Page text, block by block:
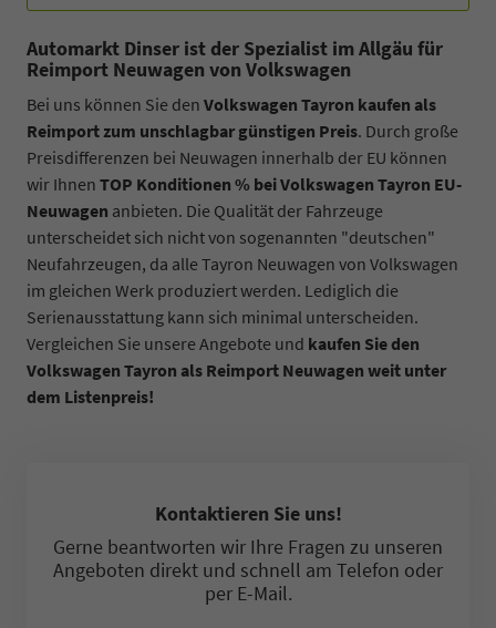
Automarkt Dinser ist der Spezialist im Allgäu für
Reimport Neuwagen von Volkswagen
Bei uns können Sie den Volkswagen Tayron kaufen als
Reimport zum unschlagbar günstigen Preis. Durch große
Preisdifferenzen bei Neuwagen innerhalb der EU können
wir Ihnen TOP Konditionen % bei Volkswagen Tayron EU-
Neuwagen anbieten. Die Qualität der Fahrzeuge
unterscheidet sich nicht von sogenannten "deutschen"
Neufahrzeugen, da alle Tayron Neuwagen von Volkswagen
im gleichen Werk produziert werden. Lediglich die
Serienausstattung kann sich minimal unterscheiden.
Vergleichen Sie unsere Angebote und kaufen Sie den
Volkswagen Tayron als Reimport Neuwagen weit unter
dem Listenpreis!
Kontaktieren Sie uns!
Gerne beantworten wir Ihre Fragen zu unseren
Angeboten direkt und schnell am Telefon oder
per E-Mail.